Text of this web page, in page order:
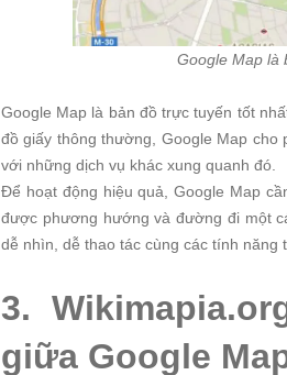
Google Map là
Google Map là bản đồ trực tuyến tốt
đồ giấy thông thường, Google Map
với những dịch vụ khác xung quanh đó.
Để hoạt động hiệu quả, Google Map
được phương hướng và đường đi một
dễ nhìn, dễ thao tác cùng các tính
3.
giữa Google